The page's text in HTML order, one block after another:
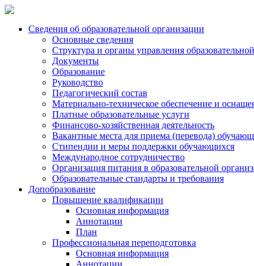
Сведения об образовательной организации
Основные сведения
Структура и органы управления
Документы
Образование
Руководство
Педагогический состав
Материально-техническое обеспечение и
Платные образовательные услуги
Финансово-хозяйственная деятельность
Вакантные места для приема (перевода)
Стипендии и меры поддержки обучающихся
Международное сотрудничество
Организация питания в образовательной
Образовательные стандарты и требования
Допобразование
Повышение квалификации
Основная информация
Аннотации
План
Профессиональная переподготовка
Основная информация
Аннотации